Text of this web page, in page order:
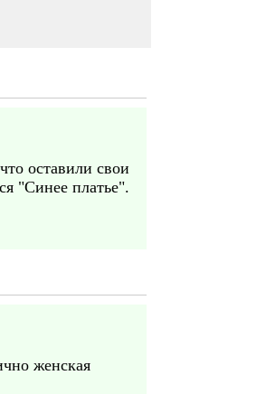
оставили свои
"Синее платье".
женская